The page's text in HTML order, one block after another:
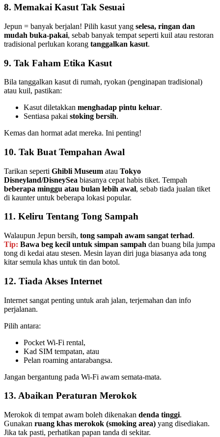
8. Memakai Kasut Tak Sesuai
Jepun = banyak berjalan! Pilih kasut yang selesa, ringan dan
mudah buka-pakai, sebab banyak tempat seperti kuil atau restoran
tradisional perlukan korang tanggalkan kasut.
9. Tak Faham Etika Kasut
Bila tanggalkan kasut di rumah, ryokan (penginapan tradisional)
atau kuil, pastikan:
Kasut diletakkan menghadap pintu keluar.
Sentiasa pakai stoking bersih.
Kemas dan hormat adat mereka. Ini penting!
10. Tak Buat Tempahan Awal
Tarikan seperti Ghibli Museum atau Tokyo
Disneyland/DisneySea biasanya cepat habis tiket. Tempah
beberapa minggu atau bulan lebih awal, sebab tiada jualan tiket
di kaunter untuk beberapa lokasi popular.
11. Keliru Tentang Tong Sampah
Walaupun Jepun bersih, tong sampah awam sangat terhad.
Tip: Bawa beg kecil untuk simpan sampah dan buang bila jumpa
tong di kedai atau stesen. Mesin layan diri juga biasanya ada tong
kitar semula khas untuk tin dan botol.
12. Tiada Akses Internet
Internet sangat penting untuk arah jalan, terjemahan dan info
perjalanan.
Pilih antara:
Pocket Wi-Fi rental,
Kad SIM tempatan, atau
Pelan roaming antarabangsa.
Jangan bergantung pada Wi-Fi awam semata-mata.
13. Abaikan Peraturan Merokok
Merokok di tempat awam boleh dikenakan denda tinggi.
Gunakan ruang khas merokok (smoking area) yang disediakan.
Jika tak pasti, perhatikan papan tanda di sekitar.